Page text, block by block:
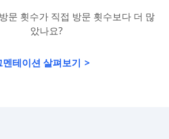
문 횟수가 직접 방문 횟수보다 더 많
았나요?
멘테이션 살펴보기